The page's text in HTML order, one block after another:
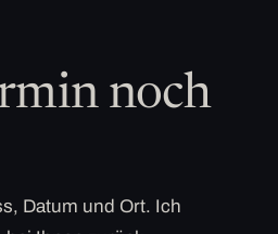
noch
Datum und Ort. Ich